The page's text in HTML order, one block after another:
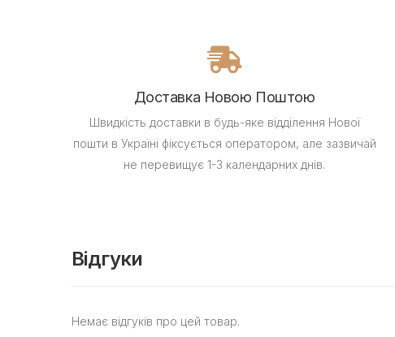
Доставка Новою Поштою
Швидкість доставки в будь-яке відділення Нової
пошти в Україні фіксується оператором, але зазвичай
не перевищує 1-3 календарних днів.
Відгуки
Немає відгуків про цей товар.